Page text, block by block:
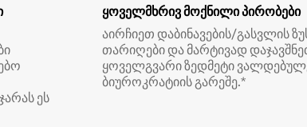
ეს
ყოველმხრივ მოქნილი პირობები
აირჩიეთ დაბინავების/გასვლის
თარიღები და მარტივად
ყოველგვარი ზედმეტი
ბიუროკრატიის გარეშე.*